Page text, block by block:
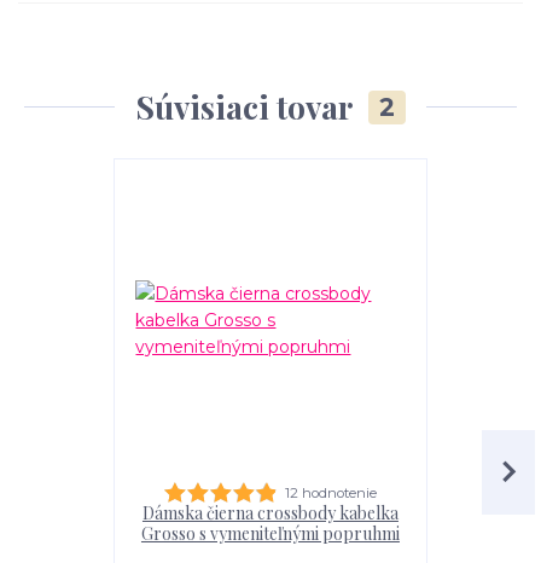
Súvisiaci tovar 2
12 hodnotenie
Dámska čierna crossbody kabelka
Grosso s vymeniteľnými popruhmi